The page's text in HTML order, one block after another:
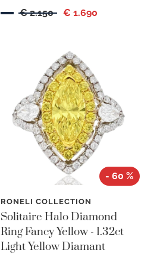
€ 2.150 € 1.690
- 60 %
RONELI COLLECTION
Solitaire Halo Diamond
Ring Fancy Yellow - 1.32ct
Light Yellow Diamant